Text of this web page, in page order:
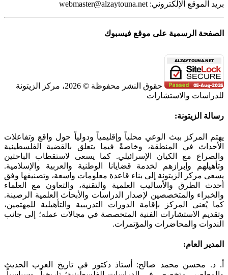
بريد الموقع الإلكتروني: webmaster@alzaytouna.net
الصفحة الرسمية على موقع فيسبوك
حقوق النشر محفوظة © 2026، مركز الزيتونة
للدراسات والاستشارات
Toggle
Bar
Area
رسالة الزيتونة:
يهتم المركز ببث الوعي محلياً وإقليمياً ودولياً حول واقع وتفاعلات
الأحداث في المنطقة، وخاصةً فيما يتعلق بالقضية الفلسطينية
والصراع مع الكيان الإسرائيلي. كما يسعى لاستقطاب الباحثين
وتأهيلهم وإبرازهم لخدمة قضايانا الوطنية والعربية والإسلامية.
يسعى مركز الزيتونة إلى بناء قاعدة معلومات واسعة، وتصنيفها وفق
أحدث الطرق والأساليب العلمية والتقنية، والتعاون مع العلماء
والخبراء والمتخصصين لإصدار الدراسات والأبحاث العلمية الرصينة.
كما يُعنى المركز بإقامة الدورات التدريبية والتأهيلية للمهتمين،
وتقديم الاستشارات الفنية المتخصصة في مجالات عمله؛ إلى جانب
الندوات والمحاضرات والمؤتمرات.
المدير العام:
أ. د. محسن محمد صالح: أستاذ دكتور في تاريخ العرب الحديث